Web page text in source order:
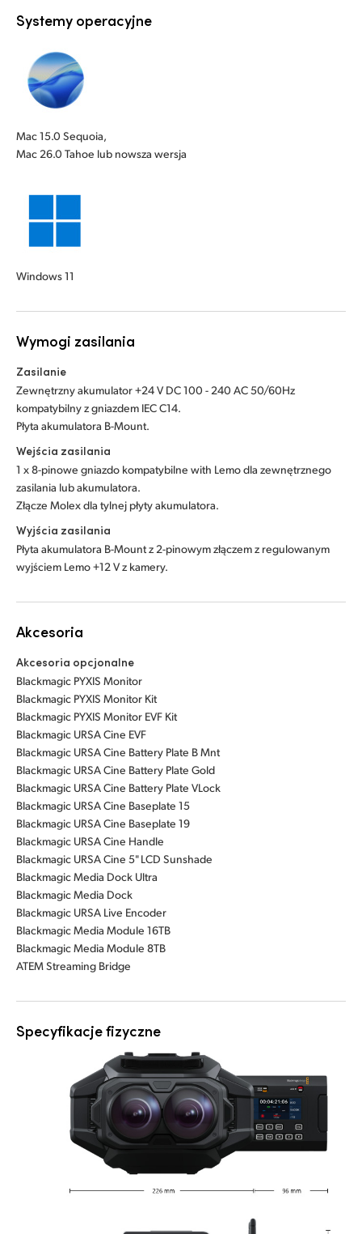
Systemy operacyjne
Mac 15.0 Sequoia,
Mac 26.0 Tahoe lub nowsza wersja
Windows 11
Wymogi zasilania
Zasilanie
Zewnętrzny akumulator +24 V DC 100 - 240 AC 50/60Hz
kompatybilny z gniazdem IEC C14.
Płyta akumulatora B-Mount.
Wejścia zasilania
1 x 8-pinowe gniazdo kompatybilne with Lemo dla zewnętrznego
zasilania lub akumulatora.
Złącze Molex dla tylnej płyty akumulatora.
Wyjścia zasilania
Płyta akumulatora B-Mount z 2-pinowym złączem z regulowanym
wyjściem Lemo +12 V z kamery.
Akcesoria
Akcesoria opcjonalne
Blackmagic PYXIS Monitor
Blackmagic PYXIS Monitor Kit
Blackmagic PYXIS Monitor EVF Kit
Blackmagic URSA Cine EVF
Blackmagic URSA Cine Battery Plate B Mnt
Blackmagic URSA Cine Battery Plate Gold
Blackmagic URSA Cine Battery Plate VLock
Blackmagic URSA Cine Baseplate 15
Blackmagic URSA Cine Baseplate 19
Blackmagic URSA Cine Handle
Blackmagic URSA Cine 5" LCD Sunshade
Blackmagic Media Dock Ultra
Blackmagic Media Dock
Blackmagic URSA Live Encoder
Blackmagic Media Module 16TB
Blackmagic Media Module 8TB
ATEM Streaming Bridge
Specyfikacje fizyczne